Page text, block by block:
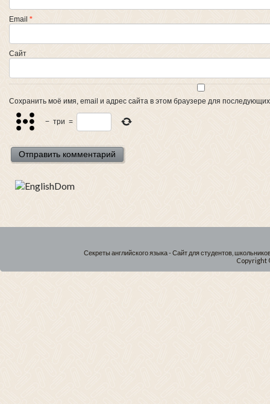
Email *
Сайт
Сохранить моё имя, email и адрес сайта в этом браузере для
− три =
Секреты английского языка - Сайт для студентов,
Copyright